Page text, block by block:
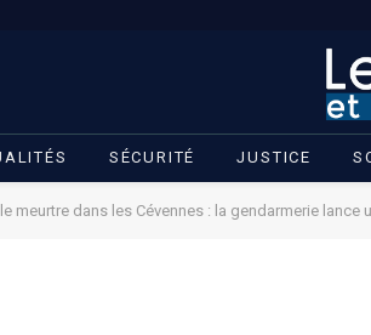
SÉCURITÉ JUSTICE
meurtre dans les Cévennes : la gendarmerie